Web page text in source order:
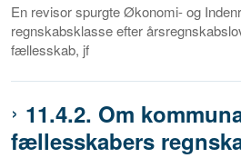
En revisor spurgte Økonomi- og
regnskabsklasse efter
fællesskab, jf
11.4.2. Om
fællesskabers